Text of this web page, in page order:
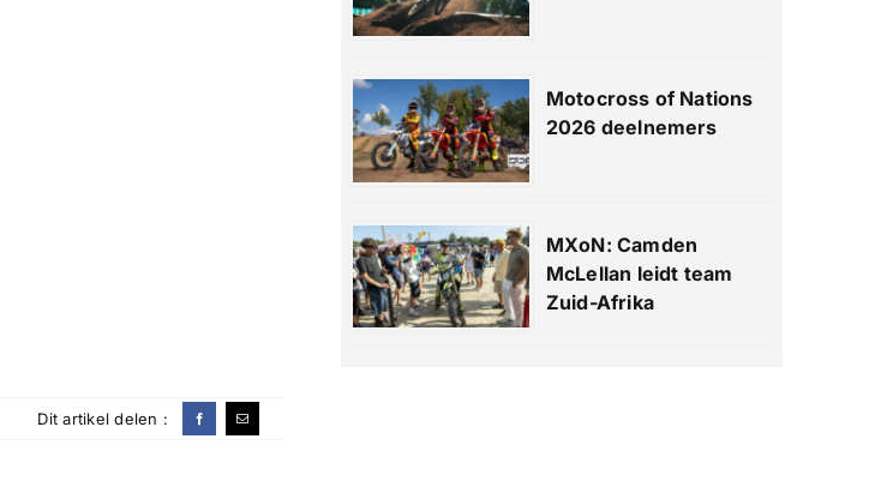
Motocross of Nations
2026 deelnemers
MXoN: Camden
McLellan leidt team
Zuid-Afrika
Dit artikel delen :